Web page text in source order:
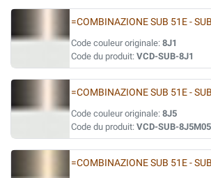
=COMBINAZIONE SUB 51E -
Code couleur originale: 8J1
Code du produit: VCD-SUB-8J1
=COMBINAZIONE SUB 51E -
Code couleur originale: 8J5
Code du produit: VCD-SUB-
=COMBINAZIONE SUB 51E -